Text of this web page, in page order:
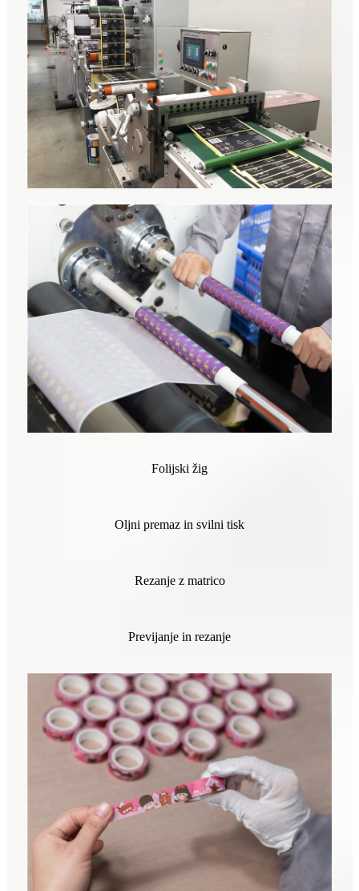
Folijski žig
Oljni premaz in svilni tisk
Rezanje z matrico
Previjanje in rezanje